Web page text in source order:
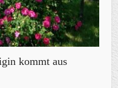
kommt aus